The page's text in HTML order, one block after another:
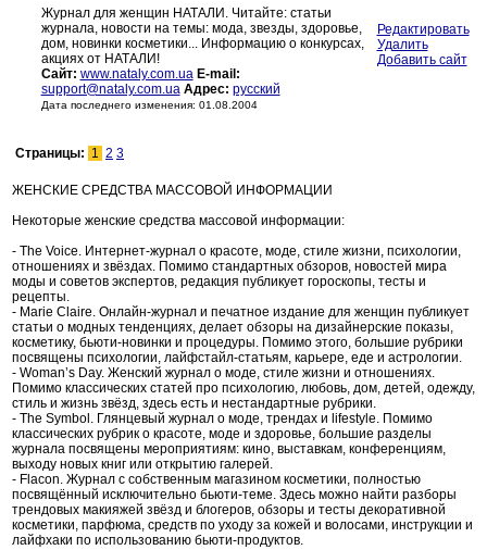
Журнал для женщин НАТАЛИ. Читайте: статьи
журнала, новости на темы: мода, звезды, здоровье,
дом, новинки косметики... Информацию о конкурсах,
акциях от НАТАЛИ!
Сайт: www.nataly.com.ua E-mail:
support@nataly.com.ua Адрес: русский
Дата последнего изменения: 01.08.2004
Редактировать
Удалить
Добавить сайт
Страницы: 1 2 3
ЖЕНСКИЕ СРЕДСТВА МАССОВОЙ ИНФОРМАЦИИ
Некоторые женские средства массовой информации:
- The Voice. Интернет-журнал о красоте, моде, стиле жизни, психологии,
отношениях и звёздах. Помимо стандартных обзоров, новостей мира
моды и советов экспертов, редакция публикует гороскопы, тесты и
рецепты.
- Marie Claire. Онлайн-журнал и печатное издание для женщин публикует
статьи о модных тенденциях, делает обзоры на дизайнерские показы,
косметику, бьюти-новинки и процедуры. Помимо этого, большие рубрики
посвящены психологии, лайфстайл-статьям, карьере, еде и астрологии.
- Woman’s Day. Женский журнал о моде, стиле жизни и отношениях.
Помимо классических статей про психологию, любовь, дом, детей, одежду,
стиль и жизнь звёзд, здесь есть и нестандартные рубрики.
- The Symbol. Глянцевый журнал о моде, трендах и lifestyle. Помимо
классических рубрик о красоте, моде и здоровье, большие разделы
журнала посвящены мероприятиям: кино, выставкам, конференциям,
выходу новых книг или открытию галерей.
- Flacon. Журнал с собственным магазином косметики, полностью
посвящённый исключительно бьюти-теме. Здесь можно найти разборы
трендовых макияжей звёзд и блогеров, обзоры и тесты декоративной
косметики, парфюма, средств по уходу за кожей и волосами, инструкции и
лайфхаки по использованию бьюти-продуктов.